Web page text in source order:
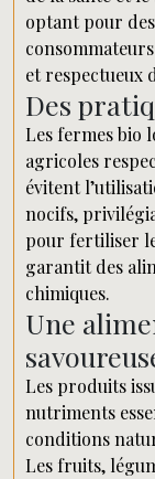
optant pour
et respectueux
Des
Les fermes bio
agricoles
évitent
nocifs,
pour fertiliser
garantit des
chimiques.
Une
Les produits
nutriments
conditions
Les fruits,